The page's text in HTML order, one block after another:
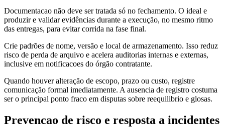
Documentacao não deve ser tratada só no fechamento. O ideal e
produzir e validar evidências durante a execução, no mesmo ritmo
das entregas, para evitar corrida na fase final.
Crie padrões de nome, versão e local de armazenamento. Isso reduz
risco de perda de arquivo e acelera auditorias internas e externas,
inclusive em notificacoes do órgão contratante.
Quando houver alteração de escopo, prazo ou custo, registre
comunicação formal imediatamente. A ausencia de registro costuma
ser o principal ponto fraco em disputas sobre reequilibrio e glosas.
Prevencao de risco e resposta a incidentes